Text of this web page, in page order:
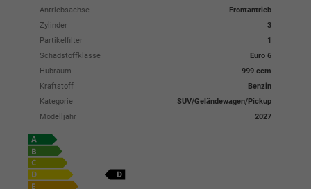
Antriebsachse
Frontantrieb
Zylinder
3
Partikelfilter
1
Schadstoffklasse
Euro 6
Hubraum
999 ccm
Kraftstoff
Benzin
Kategorie
SUV/Geländewagen/Pickup
Modelljahr
2027